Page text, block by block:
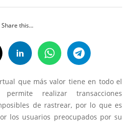
Share this...
que más valor tiene en todo el
realizar transacciones
de rastrear, por lo que es
los usuarios preocupados por su